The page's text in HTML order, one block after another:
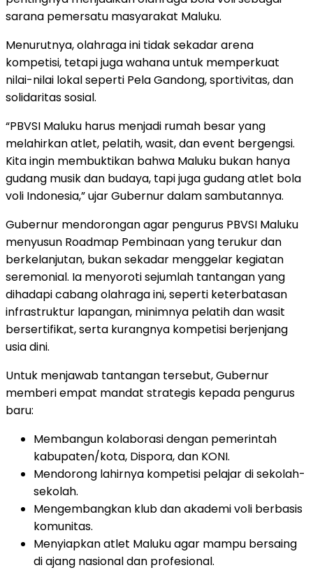
sarana pemersatu masyarakat Maluku.
Menurutnya, olahraga ini tidak sekadar arena
kompetisi, tetapi juga wahana untuk memperkuat
nilai-nilai lokal seperti Pela Gandong, sportivitas, dan
solidaritas sosial.
“PBVSI Maluku harus menjadi rumah besar yang
melahirkan atlet, pelatih, wasit, dan event bergengsi.
Kita ingin membuktikan bahwa Maluku bukan hanya
gudang musik dan budaya, tapi juga gudang atlet bola
voli Indonesia,” ujar Gubernur dalam sambutannya.
Gubernur mendorongan agar pengurus PBVSI Maluku
menyusun Roadmap Pembinaan yang terukur dan
berkelanjutan, bukan sekadar menggelar kegiatan
seremonial. Ia menyoroti sejumlah tantangan yang
dihadapi cabang olahraga ini, seperti keterbatasan
infrastruktur lapangan, minimnya pelatih dan wasit
bersertifikat, serta kurangnya kompetisi berjenjang
usia dini.
Untuk menjawab tantangan tersebut, Gubernur
memberi empat mandat strategis kepada pengurus
baru:
Membangun kolaborasi dengan pemerintah
kabupaten/kota, Dispora, dan KONI.
Mendorong lahirnya kompetisi pelajar di sekolah-
sekolah.
Mengembangkan klub dan akademi voli berbasis
komunitas.
Menyiapkan atlet Maluku agar mampu bersaing
di ajang nasional dan profesional.